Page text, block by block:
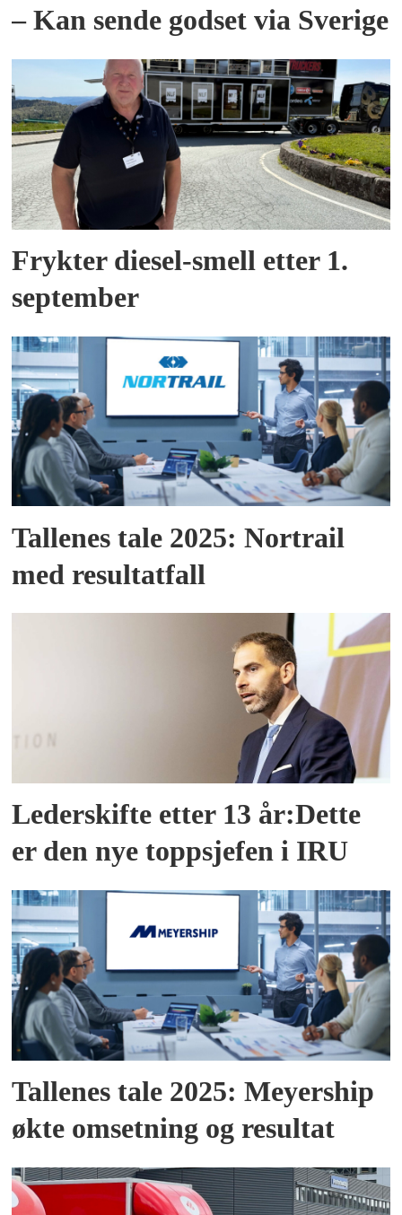
– Kan sende godset via Sverige
Frykter diesel-smell etter 1.
september
Tallenes tale 2025: Nortrail
med resultatfall
Lederskifte etter 13 år:Dette
er den nye toppsjefen i IRU
Tallenes tale 2025: Meyership
økte omsetning og resultat